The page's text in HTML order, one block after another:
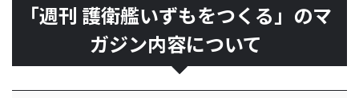
「週刊 護衛艦いずもをつくる」のマ
ガジン内容について